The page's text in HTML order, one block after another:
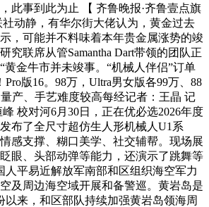
此事到此为止 【 齐鲁晚报·齐鲁壹点旗
动静，有华尔街大佬认为，黄金过去
，可能并不料味着本年贵金属涨势的竣
究联席从管Samantha Dart带领的团队正
黄金牛市并未竣事。“机械人伴侣”订单
版16。98万，Ultra男女版各99万、88
产、手艺难度较高每经记者：王晶 记
校对河6月30日，正在优必选2026年度
布了全尺寸超仿生人形机械人U1系
感支撑、糊口美学、社交辅帮。现场展
眼、头部动弹等能力，还演示了跳舞等
人平易近解放军南部和区组织海空军力
及周边海空域开展和备警巡。黄岩岛是
以来，和区部队持续加强黄岩岛领海周